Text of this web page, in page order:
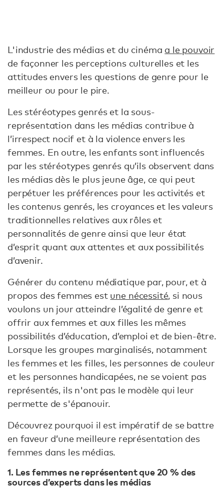
L'industrie des médias et du cinéma a le pouvoir
de façonner les perceptions culturelles et les
attitudes envers les questions de genre pour le
meilleur ou pour le pire.
Les stéréotypes genrés et la sous-
représentation dans les médias contribue à
l’irrespect nocif et à la violence envers les
femmes. En outre, les enfants sont influencés
par les stéréotypes genrés qu’ils observent dans
les médias dès le plus jeune âge, ce qui peut
perpétuer les préférences pour les activités et
les contenus genrés, les croyances et les valeurs
traditionnelles relatives aux rôles et
personnalités de genre ainsi que leur état
d’esprit quant aux attentes et aux possibilités
d’avenir.
Générer du contenu médiatique par, pour, et à
propos des femmes est une nécessité, si nous
voulons un jour atteindre l’égalité de genre et
offrir aux femmes et aux filles les mêmes
possibilités d’éducation, d’emploi et de bien-être.
Lorsque les groupes marginalisés, notamment
les femmes et les filles, les personnes de couleur
et les personnes handicapées, ne se voient pas
représentés, ils n'ont pas le modèle qui leur
permette de s'épanouir.
Découvrez pourquoi il est impératif de se battre
en faveur d’une meilleure représentation des
femmes dans les médias.
1. Les femmes ne représentent que 20 % des
sources d’experts dans les médias